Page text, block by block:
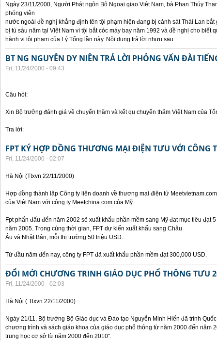
Ngày 23/11/2000, Người Phát ngôn Bộ Ngoại giao Việt Nam, bà Phan Thúy
phóng viên
nước ngoài đề nghị khẳng định tên tội phạm hiện đang bị cảnh sát Thái Lan
bị tù sáu năm tại Việt Nam vì tội bắt cóc máy bay năm 1992 và đề nghị cho biết
hành vi tội phạm của Lý Tống lần này. Nội dung trả lời nhưu sau:
BT NG NGUYỄN DY NIÊN TRẢ LỜI PHỎNG VẤN ĐÀI
Fri, 11/24/2000 - 09:43
Câu hỏi:
Xin Bộ trưởng đánh giá về chuyến thăm và kết qu chuyến thăm Việt Nam của
Tra lời:
FPT KÝ HỢP DỒNG THƯƠNG MẠI ĐIỆN TƯU VỚI CÔNG
Fri, 11/24/2000 - 02:07
Hà Nội (Ttxvn 22/11/2000)
Hợp đồng thành lập Công ty liên doanh về thương mại điện tử
của Việt Nam với công ty Meetchina.com của Mỹ.
Fpt phấn đấu đến năm 2002 sẽ xuất khẩu phần mềm sang Mỹ đat mục tiêu đạt
năm 2005. Trong cùng thời gian, FPT dự kiến xuất khẩu sang Châu
Âu và Nhật Bản, mỗi thị trường 50 triệu USD.
Từ đầu năm đến nay, công ty FPT đã xuất khẩu phần mềm đạt 300,000 USD.
ĐỔI MỚI CHƯƠNG TRINH GIÁO DỤC PHỔ THÔNG TƯU
Fri, 11/24/2000 - 02:03
Hà Nội ( Ttxvn 22/11/2000)
Ngày 21/11, Bộ trưởng Bộ Giáo dục và Đào tạo Nguyễn Minh Hiển đã trình
chương trình và sách giáo khoa của giáo dục phổ thông từ năm 2000 đến năm
trung học cơ sở từ năm 2000 đến 2010".